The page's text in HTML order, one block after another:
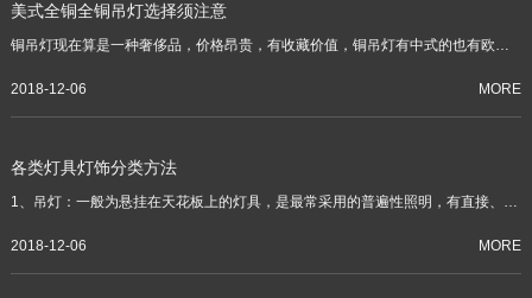
美式全铜全铜吊灯选择须注意
铜吊灯现在算是一种奢侈品，价格昂贵，有收藏价值，铜吊灯有中式的也有欧式
式铜吊灯设计精美，质量精良，非常引人注目。下面我们了解一下欧式铜吊灯的
2018-12-06 MORE
各类灯具灯饰分类方法
1、吊灯：一般为悬挂在天花板上的灯具，是最常采用的普遍性照明，有直接、间
小有关。吊灯一般离天花板500~1000毫米，光源中心距离开花板以750毫米为
2018-12-06 MORE